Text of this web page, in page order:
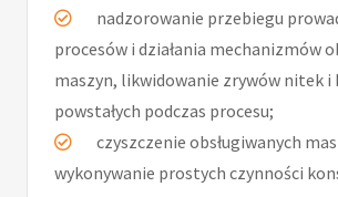
nadzorowanie przebiegu
procesów i działania mechanizmów
maszyn, likwidowanie zrywów nitek i
powstałych podczas procesu;
czyszczenie obsługiwanych
wykonywanie prostych czynności